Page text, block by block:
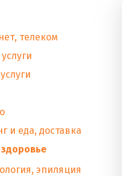
телеком
и еда, доставка
эпиляция